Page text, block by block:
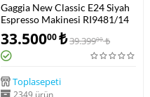
Gaggia New Classic E24 Siyah
Espresso Makinesi RI9481/14
33.50000₺39.39900 ₺
Toplasepeti